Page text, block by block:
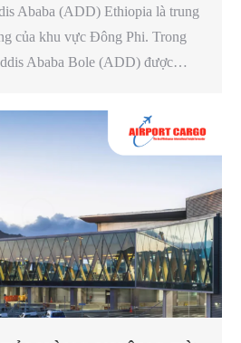
Ababa (ADD) Ethiopia là trung
của khu vực Đông Phi. Trong
Ababa Bole (ADD) được…